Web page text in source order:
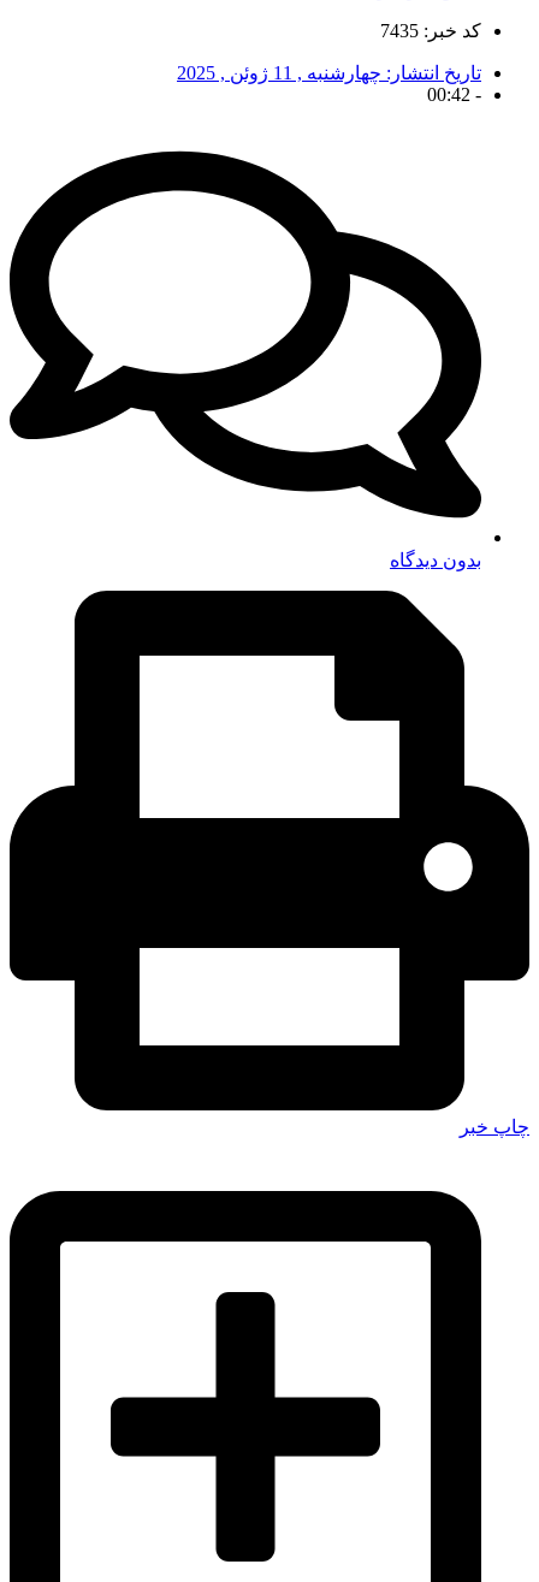
کد خبر: 7435
تاریخ انتشار: چهارشنبه , 11 ژوئن , 2025
-
00:42
بدون دیدگاه
چاپ خبر